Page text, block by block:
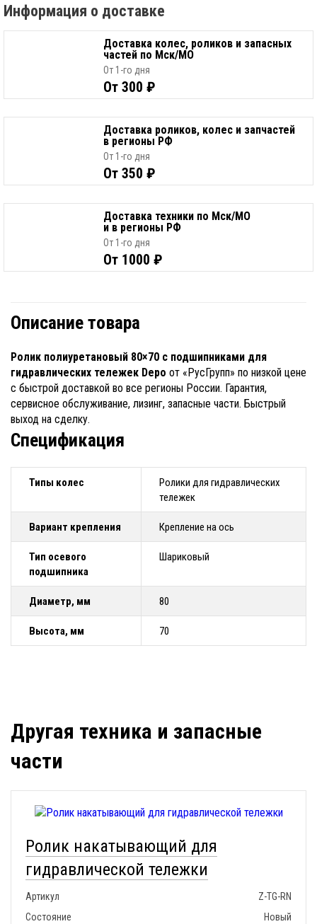
Информация о доставке
Доставка колес, роликов и запасных
частей по Мск/МО
От 1-го дня
От 300 ₽
Доставка роликов, колес и запчастей
в регионы РФ
От 1-го дня
От 350 ₽
Доставка техники по Мск/МО
и в регионы РФ
От 1-го дня
От 1000 ₽
Описание товара
Ролик полиуретановый 80×70 с подшипниками для
гидравлических тележек Depo от «РусГрупп» по низкой цене
с быстрой доставкой во все регионы России. Гарантия,
сервисное обслуживание, лизинг, запасные части. Быстрый
выход на сделку.
Спецификация
Типы колес
Ролики для гидравлических
тележек
Вариант крепления Крепление на ось
Тип осевого
подшипника
Шариковый
Диаметр, мм 80
Высота, мм 70
Другая техника и запасные
части
Ролик накатывающий для
гидравлической тележки
Артикул
Z-TG-RN
Состояние
Новый